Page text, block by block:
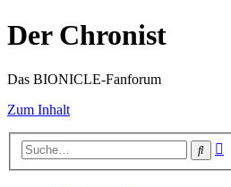
Der Chronist
Das BIONICLE-Fanforum
Zum Inhalt
Suche